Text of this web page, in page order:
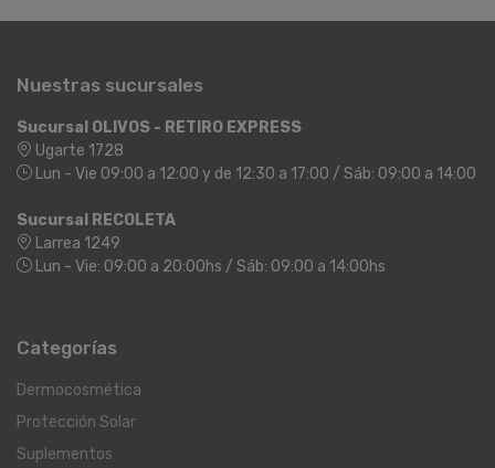
Nuestras sucursales
Sucursal OLIVOS - RETIRO EXPRESS
Ugarte 1728
Lun - Vie 09:00 a 12:00 y de 12:30 a 17:00 / Sáb: 09:00 a 14:00
Sucursal RECOLETA
Larrea 1249
Lun - Vie: 09:00 a 20:00hs / Sáb: 09:00 a 14:00hs
Categorías
Dermocosmética
Protección Solar
Suplementos